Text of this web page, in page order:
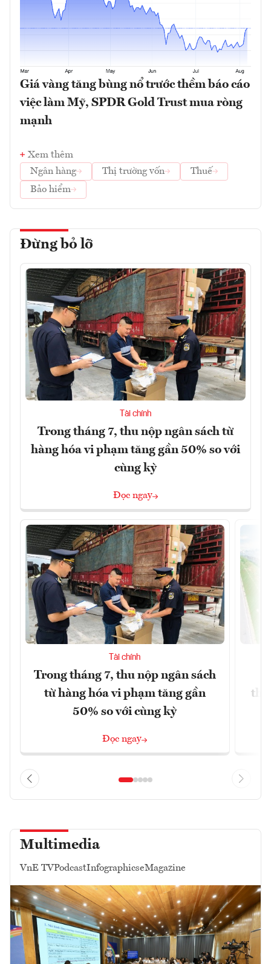
Giá vàng tăng bùng nổ trước thềm báo cáo
việc làm Mỹ, SPDR Gold Trust mua ròng
mạnh
Xem thêm
Ngân hàng
Thị trường vốn
Thuế
Bảo hiểm
Đừng bỏ lỡ
Tài chính
Trong tháng 7, thu nộp ngân sách từ
hàng hóa vi phạm tăng gần 50% so với
cùng kỳ
Đọc ngay
Tài chính
Trong tháng 7, thu nộp ngân sách
từ hàng hóa vi phạm tăng gần
50% so với cùng kỳ
Đọc ngay
Multimedia
VnE TVPodcastInfographicseMagazine